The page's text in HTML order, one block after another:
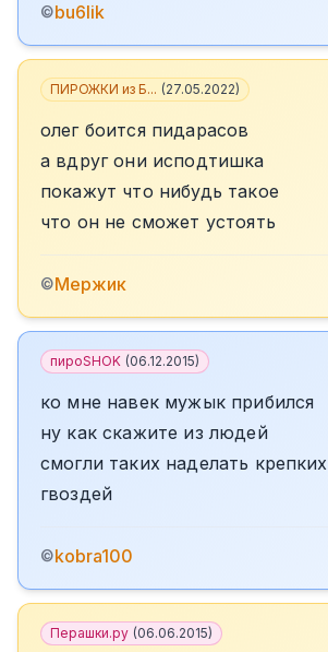
©bu6lik
ПИРОЖКИ из Б... (27.05.2022)
олег боится пидарасов
а вдруг они исподтишка
покажут что нибудь такое
что он не сможет устоять
©Мержик
пироSHOK (06.12.2015)
ко мне навек мужык прибился
ну как скажите из людей
смогли таких наделать крепких
гвоздей
©kobra100
Перашки.ру (06.06.2015)